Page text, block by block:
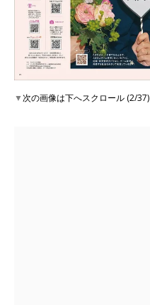
▼次の画像は下へスクロール (2/37)